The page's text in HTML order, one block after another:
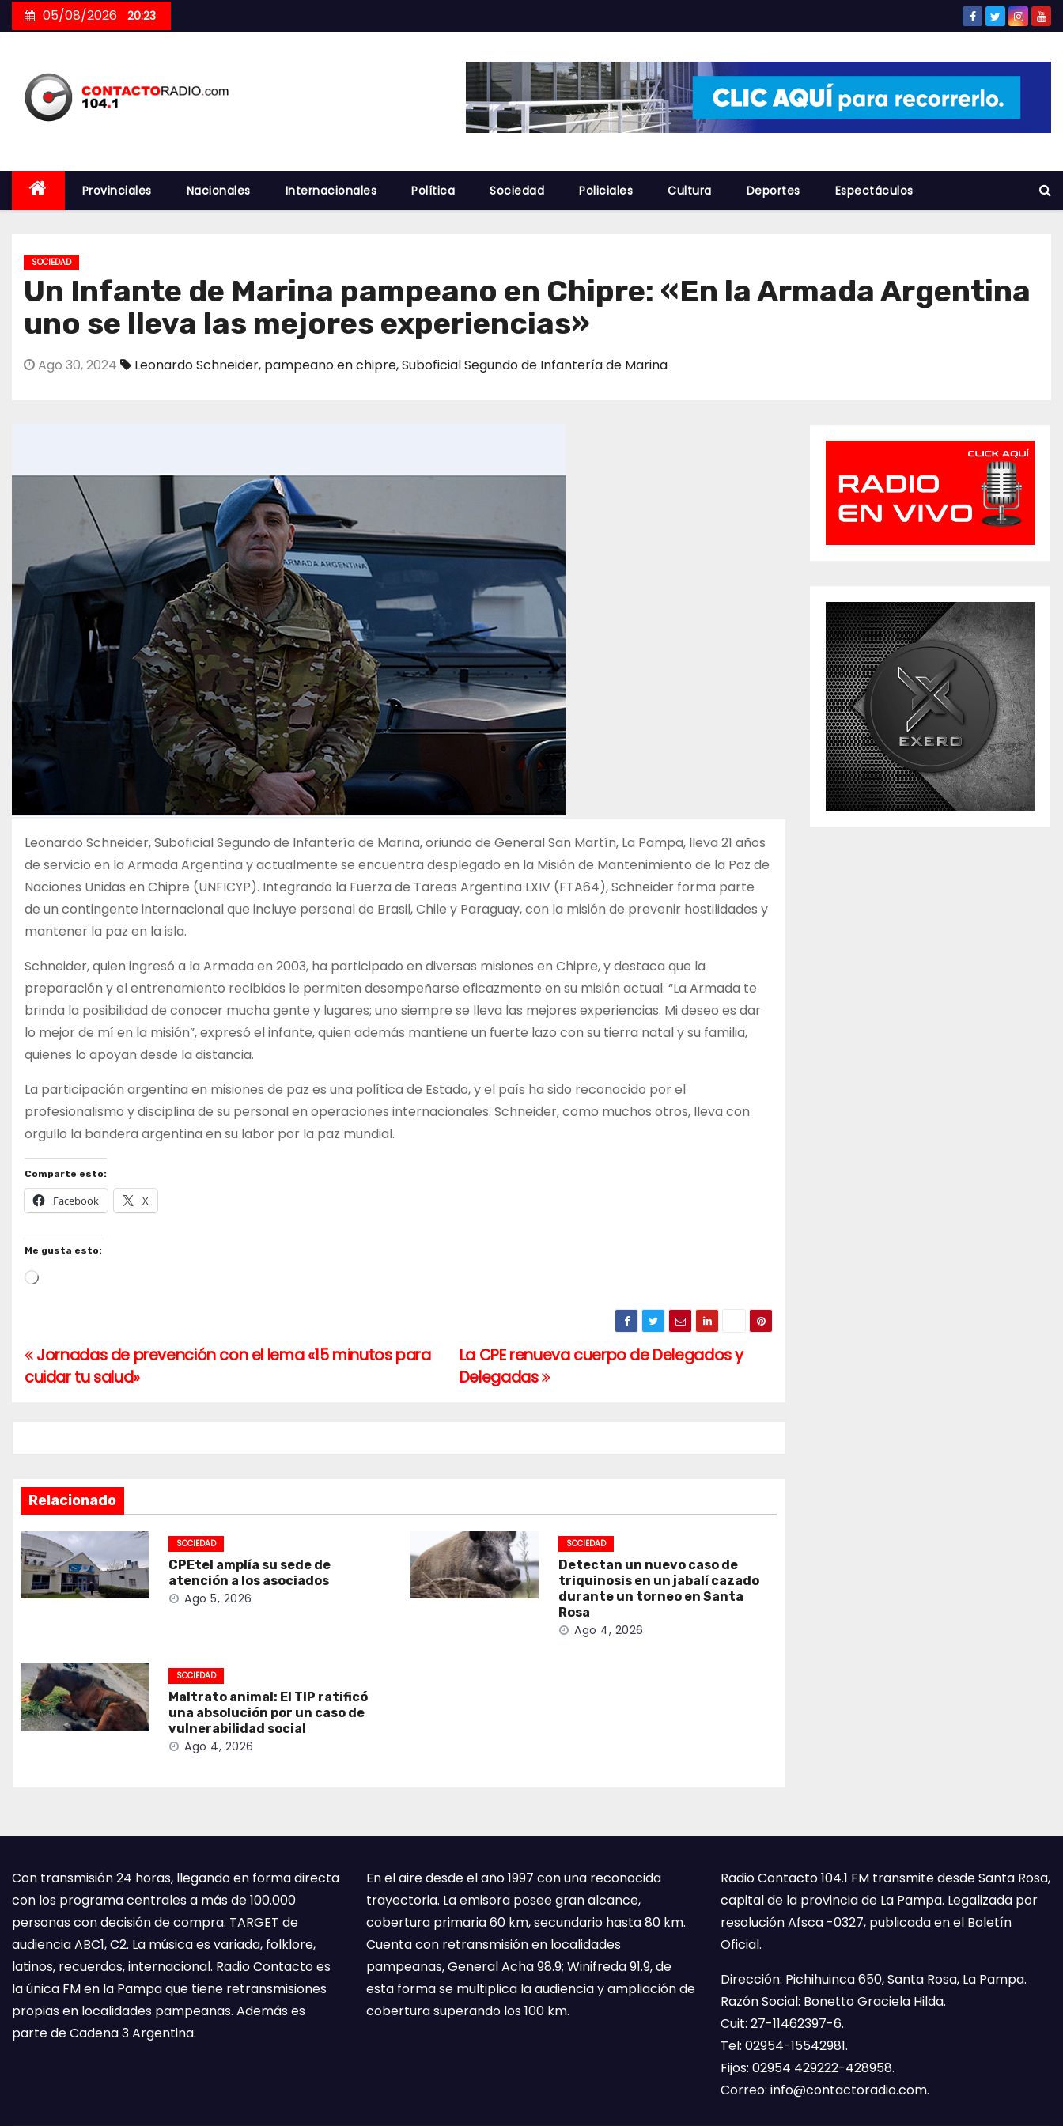
to
05/08/2026 20:23
Provinciales Nacionales Internacionales Política Sociedad Policiales Cultura Deportes Espectáculos
SOCIEDAD
Un Infante de Marina pampeano en Chipre: «En la Armada Argentina
uno se lleva las mejores experiencias»
Ago 30, 2024 Leonardo Schneider, pampeano en chipre,Suboficial Segundo de Infantería de Marina
Leonardo Schneider, Suboficial Segundo de Infantería de Marina, oriundo de General San Martín, La Pampa, lleva 21 años
de servicio en la Armada Argentina y actualmente se encuentra desplegado en la Misión de Mantenimiento de la Paz de
Naciones Unidas en Chipre (UNFICYP). Integrando la Fuerza de Tareas Argentina LXIV (FTA64), Schneider forma parte
de un contingente internacional que incluye personal de Brasil, Chile y Paraguay, con la misión de prevenir hostilidades y
mantener la paz en la isla.
Schneider, quien ingresó a la Armada en 2003, ha participado en diversas misiones en Chipre, y destaca que la
preparación y el entrenamiento recibidos le permiten desempeñarse eficazmente en su misión actual. “La Armada te
brinda la posibilidad de conocer mucha gente y lugares; uno siempre se lleva las mejores experiencias. Mi deseo es dar
lo mejor de mí en la misión”, expresó el infante, quien además mantiene un fuerte lazo con su tierra natal y su familia,
quienes lo apoyan desde la distancia.
La participación argentina en misiones de paz es una política de Estado, y el país ha sido reconocido por el
profesionalismo y disciplina de su personal en operaciones internacionales. Schneider, como muchos otros, lleva con
orgullo la bandera argentina en su labor por la paz mundial.
Comparte esto:
Facebook X
Me gusta esto:
Cargando...
Navegación
de
La CPE renueva cuerpo de Delegados y
Delegadas
Jornadas de prevención con el lema «15 minutos para
cuidar tu salud»
Relacionado
SOCIEDAD
CPEtel amplía su sede de
atención a los asociados
Ago 5, 2026
SOCIEDAD
Detectan un nuevo caso de
triquinosis en un jabalí cazado
durante un torneo en Santa
Rosa
Ago 4, 2026
SOCIEDAD
Maltrato animal: El TIP ratificó
una absolución por un caso de
vulnerabilidad social
Ago 4, 2026
Con transmisión 24 horas, llegando en forma directa
con los programa centrales a más de 100.000
personas con decisión de compra. TARGET de
audiencia ABC1, C2. La música es variada, folklore,
latinos, recuerdos, internacional. Radio Contacto es
la única FM en la Pampa que tiene retransmisiones
propias en localidades pampeanas. Además es
parte de Cadena 3 Argentina.
En el aire desde el año 1997 con una reconocida
trayectoria. La emisora posee gran alcance,
cobertura primaria 60 km, secundario hasta 80 km.
Cuenta con retransmisión en localidades
pampeanas, General Acha 98.9; Winifreda 91.9, de
esta forma se multiplica la audiencia y ampliación de
cobertura superando los 100 km.
Radio Contacto 104.1 FM transmite desde Santa Rosa,
capital de la provincia de La Pampa. Legalizada por
resolución Afsca -0327, publicada en el Boletín
Oficial.
Dirección: Pichihuinca 650, Santa Rosa, La Pampa.
Razón Social: Bonetto Graciela Hilda.
Cuit: 27-11462397-6.
Tel: 02954-15542981.
Fijos: 02954 429222-428958.
Correo: info@contactoradio.com.